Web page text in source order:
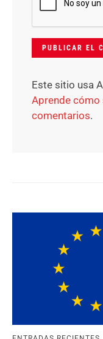
Este sitio usa
Aprende
comentarios.